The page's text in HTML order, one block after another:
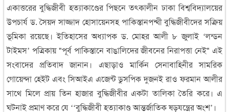
একাত্তরের বুদ্ধিজীবী হত্যাকাণ্ডের পিছনে তৎকালীন ঢাকা বিশ্ববিদ্যালয়ের
উপচার্য ড. সৈয়দ সাজ্জাদ হোসায়েনসহ পাকিস্তানপন্থী বুদ্ধিজীবীদের সক্রিয়
ভূমিকা রয়েছে। ইতিহাসের অধ্যাপক ড. মোহর আলী ৮ জুলাই ‘লন্ডন
টাইমস’ পত্রিকায় "পূর্ব পাকিস্তানে বাঙালিদের জীবনের নিরাপত্তা নেই" এই
সংবাদের প্রতিবাদ জানান। এছাড়াও মার্কিন সেনাবাহিনীর সামরিক
গোয়েন্দা হেইট এবং সিআইএ এজেন্ট ডুসপিক দুজনই রাও ফরমান আলীর
সাথে মিলে প্রায় তিন হাজার বুদ্ধিজীবীর একটা তালিকা তৈরি করে। এ
ঘটনাই প্রমাণ করে যে ‘‘বুদ্ধিজীবী হত্যাকাণ্ড আন্তর্জাতিক ষড়যন্ত্রের অংশ’।